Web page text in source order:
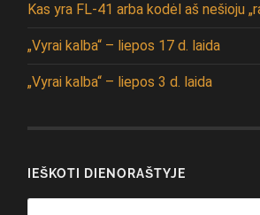
Kas yra FL-41 arba kodėl aš nešioju
„Vyrai kalba“ – liepos 17 d. laida
„Vyrai kalba“ – liepos 3 d. laida
IEŠKOTI DIENORAŠTYJE